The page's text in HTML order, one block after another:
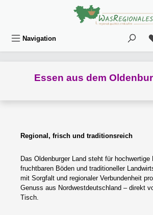
Zum Hauptinhalt springen
Navigation
Essen aus dem
Regional, frisch und traditionsreich
Das Oldenburger Land steht für hochwertige
fruchtbaren Böden und traditioneller
mit Sorgfalt und regionaler Verbundenheit
Genuss aus Nordwestdeutschland – direkt
Tisch.